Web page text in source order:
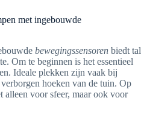
met ingebouwde
bewegingssensoren biedt tal
Om te beginnen is het essentieel
Ideale plekken zijn vaak bij
hoeken van de tuin. Op
voor sfeer, maar ook voor